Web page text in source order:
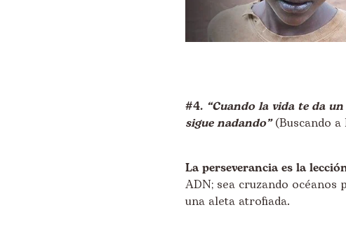
#4. “Cuando la vida te da
sigue nadando”(Buscando
La perseverancia es la
ADN; sea cruzando
una aleta atrofiada.